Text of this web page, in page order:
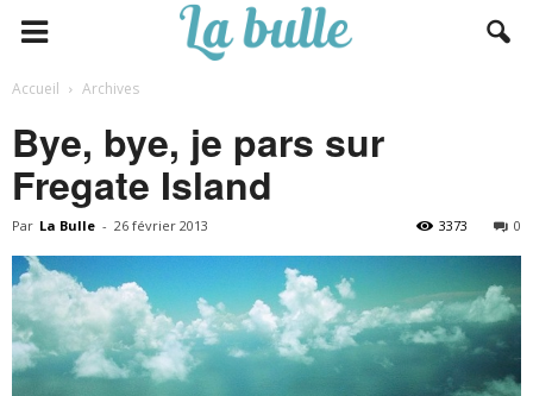
Accueil Archives
Bye, bye, je pars sur
Fregate Island
Par La Bulle - 26 février 2013 0
3373